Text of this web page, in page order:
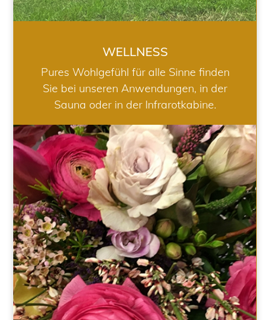
WELLNESS
Pures Wohlgefühl für alle Sinne finden
Sie bei unseren Anwendungen, in der
Sauna oder in der Infrarotkabine.
HOCHZEIT